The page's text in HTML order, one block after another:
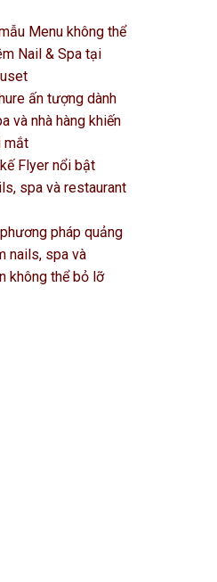
Menu không thể
Nail & Spa tại
ấn tượng dành
và nhà hàng khiến
mắt
Flyer nổi bật
spa và restaurant
pháp quảng
nails, spa và
không thể bỏ lỡ